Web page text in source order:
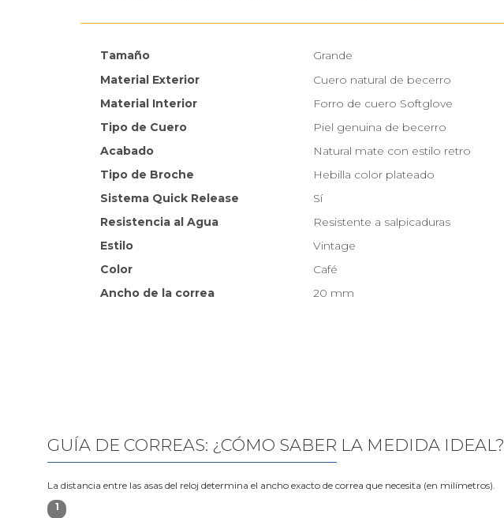
Tamaño
Grande
Material Exterior
Cuero natural de becerro
Material Interior
Forro de cuero Softglove
Tipo de Cuero
Piel genuina de becerro
Acabado
Natural mate con estilo retro
Tipo de Broche
Hebilla color plateado
Sistema Quick Release
Sí
Resistencia al Agua
Resistente a salpicaduras
Estilo
Vintage
Color
Café
Ancho de la correa
20 mm
GUÍA DE CORREAS: ¿CÓMO SABER LA MEDIDA IDEAL?
La distancia entre las asas del reloj determina el ancho exacto de correa que necesita (en milímetros).
1